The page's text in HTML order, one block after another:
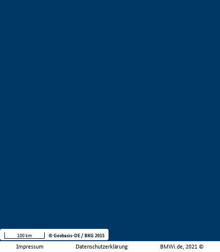
Impressum Datenschutzerklärung BMWi.de, 2021 ©
100 km © Geobasis-DE / BKG 2015